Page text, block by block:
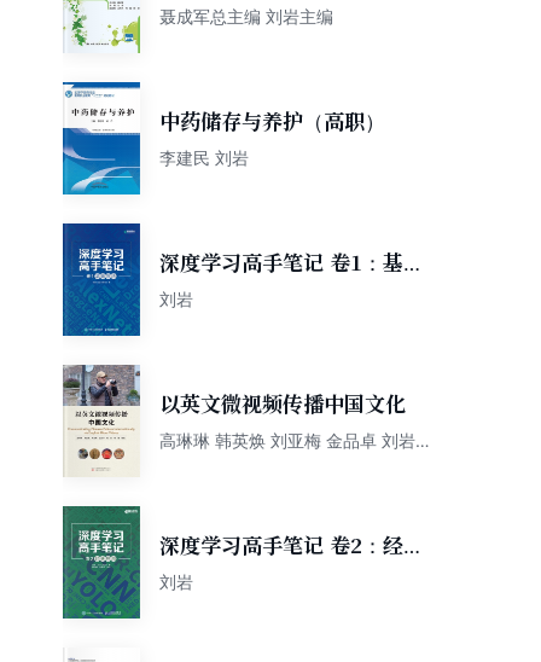
英语系列）
聂成军总主编 刘岩主编
中药储存与养护（高职）
李建民 刘岩
深度学习高手笔记 卷1：基础
算法
刘岩
以英文微视频传播中国文化
高琳琳 韩英焕 刘亚梅 金品卓 刘岩
深度学习高手笔记 卷2：经典
应用
刘岩